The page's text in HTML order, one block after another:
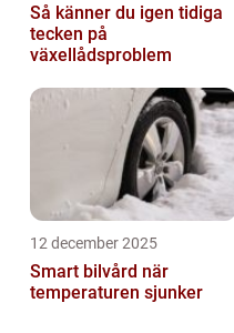
Så känner du igen tidiga
tecken på
växellådsproblem
12 december 2025
Smart bilvård när
temperaturen sjunker